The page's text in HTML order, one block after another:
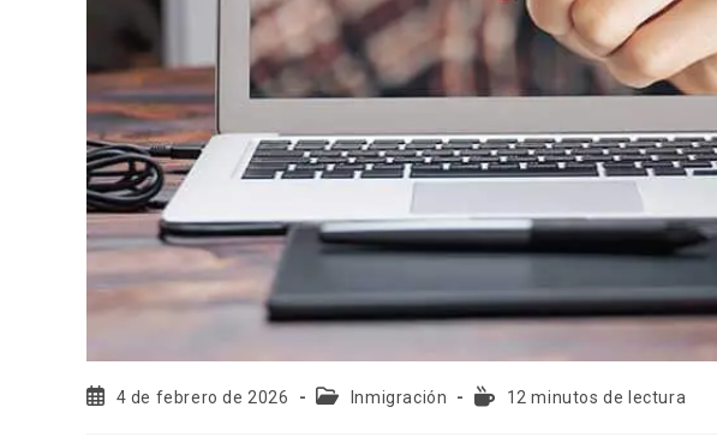
4 de febrero de 2026 Inmigración 12 minutos de lectura